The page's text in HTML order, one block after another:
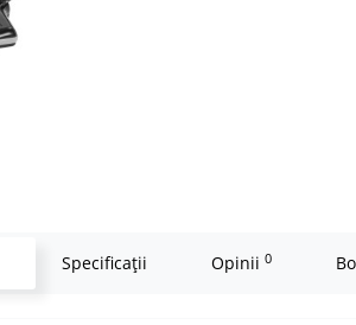
Specificaţii Opinii 0